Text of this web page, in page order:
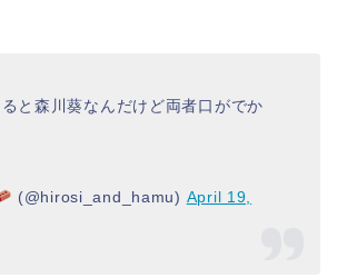
と森川葵なんだけど両者口がでか
(@hirosi_and_hamu) April 19,